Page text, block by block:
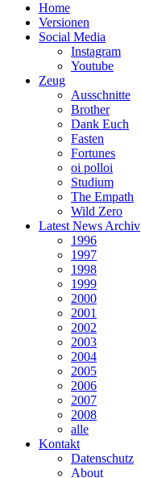
Home
Versionen
Social Media
Instagram
Youtube
Zeug
Ausschnitte
Brother
Dank Euch
Fasten
Fortunes
oi polloi
Studium
The Empath
Wild Zero
Latest News Archiv
1996
1997
1998
1999
2000
2001
2002
2003
2004
2005
2006
2007
2008
alle
Kontakt
Datenschutz
About